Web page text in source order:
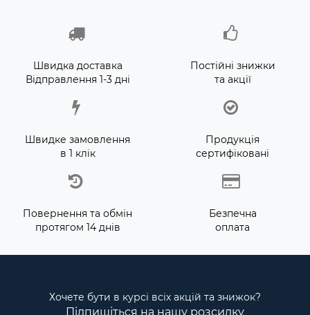
Швидка доставка
Відправлення 1-3 дні
Постійні знижки
та акції
Швидке замовлення
в 1 клік
Продукція
сертифіковані
Повернення та обмін
протягом 14 днів
Безпечна
оплата
Хочете бути в курсі всіх акцій та знижок?
Підпишіться на нашу розсилку